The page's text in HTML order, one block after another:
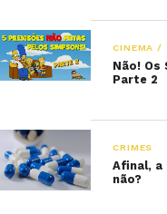
CINEMA /
Não!
Parte 2
CRIMES
Afinal,
não?